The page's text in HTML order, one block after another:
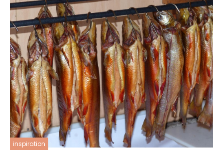
inspiration